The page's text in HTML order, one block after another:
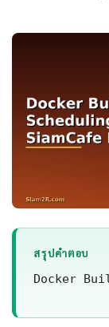
สรุปคำตอบ
Docker